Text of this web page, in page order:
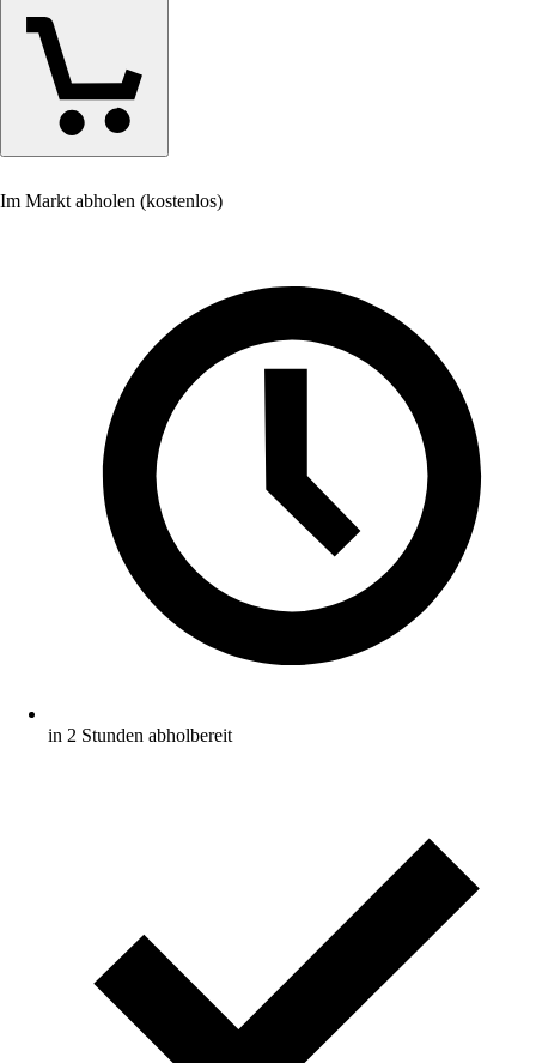
Im Markt abholen (kostenlos)
in 2 Stunden abholbereit